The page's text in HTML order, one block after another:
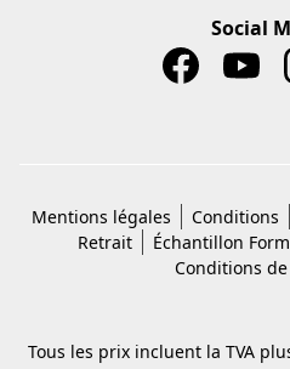
Social
Mentions légales Conditions
Retrait
Échantillon
Conditions
Tous les prix incluent la TVA